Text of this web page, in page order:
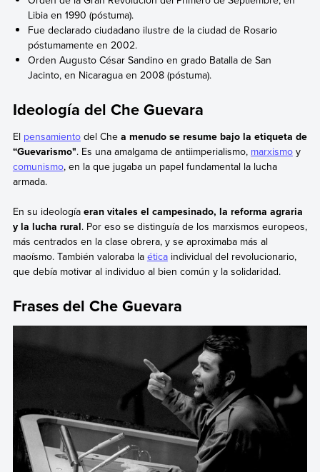
Libia en 1990 (póstuma).
Fue declarado ciudadano ilustre de la ciudad de Rosario
póstumamente en 2002.
Orden Augusto César Sandino en grado Batalla de San
Jacinto, en Nicaragua en 2008 (póstuma).
Ideología del Che Guevara
El pensamientodel Chea menudo se resume bajo la etiqueta de
“Guevarismo". Es una amalgama de antiimperialismo, marxismoy
comunismo, en la que jugaba un papel fundamental la lucha
armada.
En su ideologíaeran vitales el campesinado, la reforma agraria
y la lucha rural. Por eso se distinguía de los marxismos europeos,
más centrados en la clase obrera, y se aproximaba más al
maoísmo. También valoraba la éticaindividual del revolucionario,
que debía motivar al individuo al bien común y la solidaridad.
Frases del Che Guevara